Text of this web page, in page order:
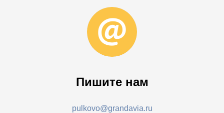
Пишите нам
pulkovo@grandavia.ru